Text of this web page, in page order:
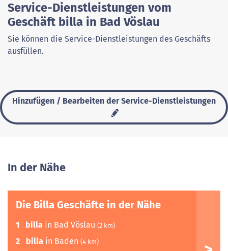
Service-Dienstleistungen vom
Geschäft billa in Bad Vöslau
Sie können die Service-Dienstleistungen des Geschäfts
ausfüllen.
Hinzufügen / Bearbeiten der Service-Dienstleistungen
In der Nähe
Die Billa Geschäfte in der Nähe
1 billa in Bad Vöslau (2 km)
2 billa in Baden (4 km)